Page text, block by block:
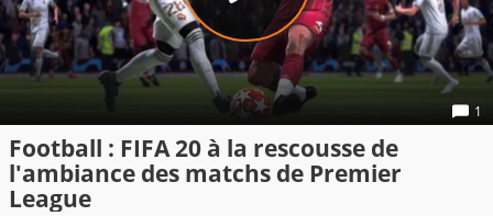
1
Football : FIFA 20 à la rescousse de
l'ambiance des matchs de Premier
League